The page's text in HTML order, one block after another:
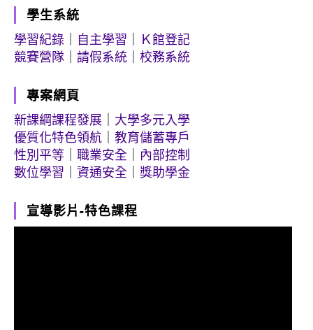
學生系統
學習紀錄
自主學習
Ｋ館登記
競賽營隊
請假系統 校務系統
專案網頁
新課綱課程發展
大學多元入學
優質化特色領航
教育儲蓄專戶
性別平等
職業安全
內部控制
數位學習
資通安全 獎助學金
宣導影片-特色課程